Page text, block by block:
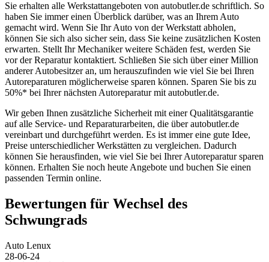
Sie erhalten alle Werkstattangeboten von autobutler.de schriftlich. So
haben Sie immer einen Überblick darüber, was an Ihrem Auto
gemacht wird. Wenn Sie Ihr Auto von der Werkstatt abholen,
können Sie sich also sicher sein, dass Sie keine zusätzlichen Kosten
erwarten. Stellt Ihr Mechaniker weitere Schäden fest, werden Sie
vor der Reparatur kontaktiert. Schließen Sie sich über einer Million
anderer Autobesitzer an, um herauszufinden wie viel Sie bei Ihren
Autoreparaturen möglicherweise sparen können. Sparen Sie bis zu
50%* bei Ihrer nächsten Autoreparatur mit autobutler.de.
Wir geben Ihnen zusätzliche Sicherheit mit einer Qualitätsgarantie
auf alle Service- und Reparaturarbeiten, die über autobutler.de
vereinbart und durchgeführt werden. Es ist immer eine gute Idee,
Preise unterschiedlicher Werkstätten zu vergleichen. Dadurch
können Sie herausfinden, wie viel Sie bei Ihrer Autoreparatur sparen
können. Erhalten Sie noch heute Angebote und buchen Sie einen
passenden Termin online.
Bewertungen für Wechsel des
Schwungrads
Auto Lenux
28-06-24